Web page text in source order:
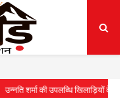
उपलब्धि खिलाड़ियों के लिए